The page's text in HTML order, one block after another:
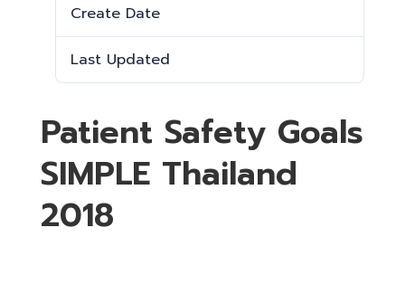
Create Date
Last Updated
Patient Safety Goals
SIMPLE Thailand
2018